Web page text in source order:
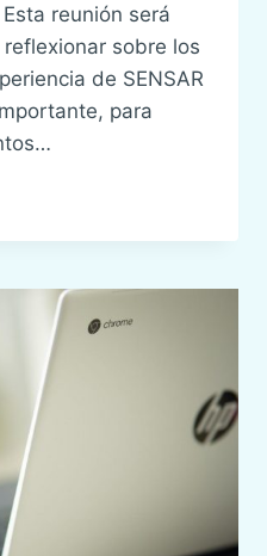
reunión será
sobre los
de SENSAR
para